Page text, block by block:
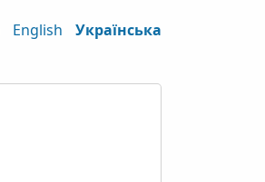
English Українська